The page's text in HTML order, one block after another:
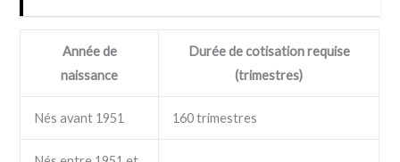
Année de
naissance
Durée de cotisation requise
(trimestres)
Nés avant 1951 160 trimestres